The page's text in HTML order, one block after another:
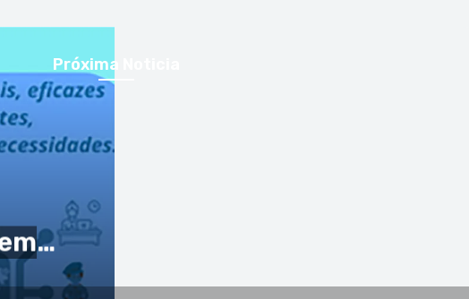
Próxima Noticia